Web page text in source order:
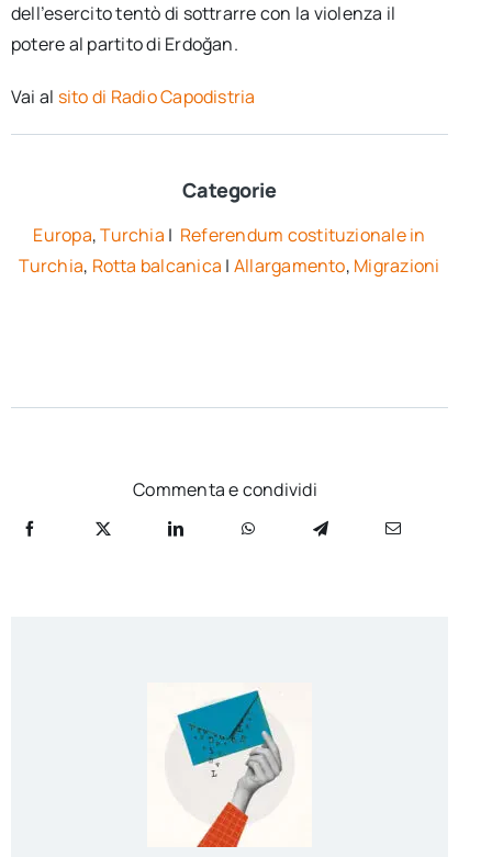
dell’esercito tentò di sottrarre con la violenza il
potere al partito di Erdoğan.
Vai al sito di Radio Capodistria
Categorie
Europa,Turchia | Referendum costituzionale in
Turchia, Rotta balcanica | Allargamento, Migrazioni
Commenta e condividi